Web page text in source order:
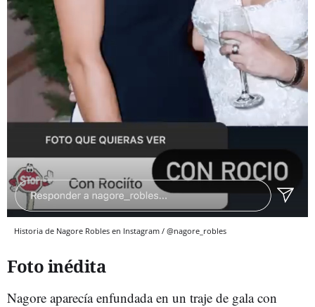
Historia de Nagore Robles en Instagram / @nagore_robles
Foto inédita
Nagore aparecía enfundada en un traje de gala con